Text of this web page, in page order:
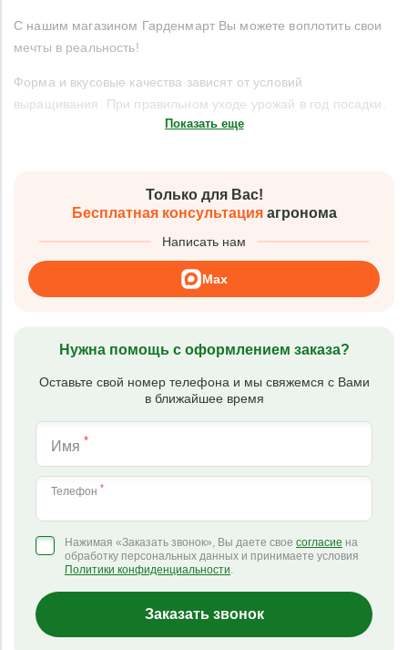
С нашим магазином Гарденмарт Вы можете воплотить свои
мечты в реальность!
Форма и вкусовые качества зависят от условий
выращивания. При правильном уходе урожай в год посадки.
Показать еще
Только для Вас!
Бесплатная консультацияагронома
Написать нам
Max
Нужна помощь с оформлением заказа?
Оставьте свой номер телефона и мы свяжемся с Вами
в ближайшее время
Имя *
Телефон *
Нажимая «Заказать звонок», Вы даете свое согласие на
обработку персональных данных и принимаете условия
Политики конфиденциальности.
Заказать звонок